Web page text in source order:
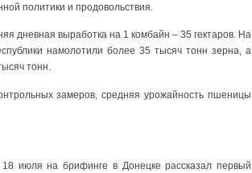
политики и продовольствия.
дневная выработка на 1 комбайн – 35 гектаров. На
намолотили более 35 тысяч тонн зерна, а
тонн.
замеров, средняя урожайность пшеницы
июля на брифинге в Донецке рассказал первый